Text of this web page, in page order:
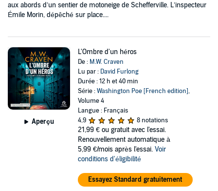
aux abords d’un sentier de motoneige de Schefferville. L’inspecteur
Émile Morin, dépêché sur place....
Aperçu
L'Ombre d'un héros
De : M.W. Craven
Lu par : David Furlong
Durée : 12 h et 40 min
Série :Washington Poe [French edition],
Volume 4
Langue : Français
4,9
8 notations
21,99 € ou gratuit avec l'essai.
Renouvellement automatique à
5,99 €/mois après l'essai. Voir
conditions d'éligibilité
Essayez Standard gratuitement